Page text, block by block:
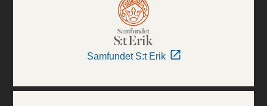
Samfundet S:t Erik